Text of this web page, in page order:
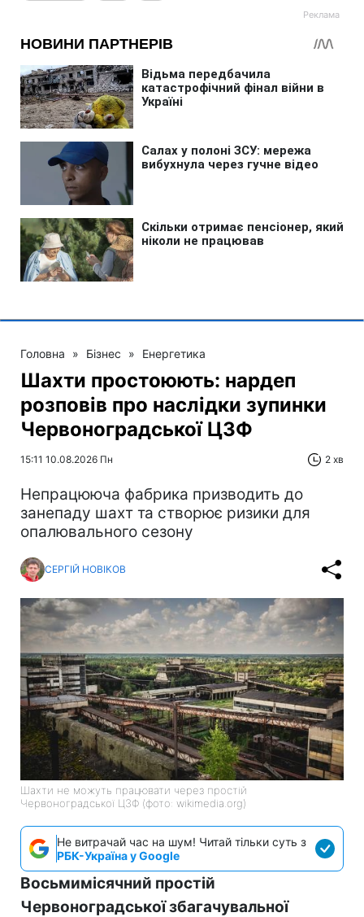
Головна » Бізнес » Енергетика
Шахти простоюють: нардеп
розповів про наслідки зупинки
Червоноградської ЦЗФ
15:11 10.08.2026 Пн 2 хв
Непрацююча фабрика призводить до
занепаду шахт та створює ризики для
опалювального сезону
СЕРГІЙ НОВІКОВ
Шахти не можуть працювати через простій
Червоноградської ЦЗФ (фото: wikimedia.org)
Не витрачай час на шум! Читай тільки суть з
РБК-Україна у Google
Восьмимісячний простій
Червоноградської збагачувальної